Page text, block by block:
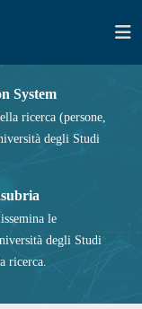
System
ricerca (persone,
degli Studi
le
degli Studi
ricerca.